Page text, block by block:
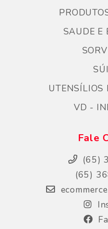
SAUDE E
UTENSÍLIOS
VD -
Fale
(65)
(65)